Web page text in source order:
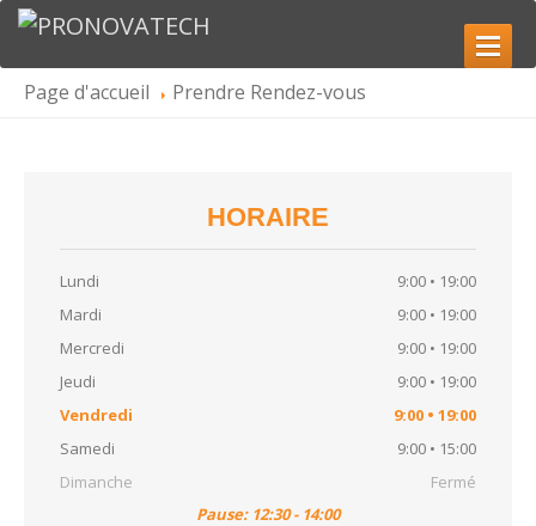
ACCUEIL
Réparation
Reconditionnement
Réparationde composants de boîte de vitesses
GALERIE
NOUSCONTACTER
Page d'accueil Prendre Rendez-vous
HORAIRE
Lundi
9:00 • 19:00
Mardi
9:00 • 19:00
Mercredi
9:00 • 19:00
Jeudi
9:00 • 19:00
Vendredi
9:00 • 19:00
Samedi
9:00 • 15:00
Dimanche
Fermé
Pause: 12:30 - 14:00